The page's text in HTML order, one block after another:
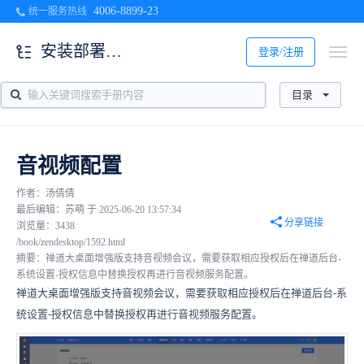
统一服务热线 4006-8899-23
登录/注册
安装部署及配置
目录
音视频配置
作者：汤倩倩
最后编辑：苏萌 于 2025-06-20 13:57:34
浏览量：3438
分享链接
/book/zendesktop/1592.html
摘要：禅道大桌面增强版支持音视频会议，需要获取相应授权后在禅道后台-
系统设置-授权信息中替换授权再进行音视频服务配置。
禅道大桌面增强版支持音视频会议，需要获取相应授权后在禅道后台-系
统设置-授权信息中替换授权再进行音视频服务配置。